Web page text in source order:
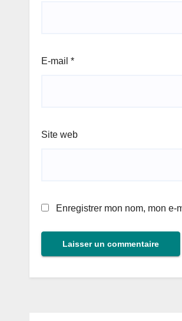
E-mail *
Site web
Enregistrer mon nom, mon